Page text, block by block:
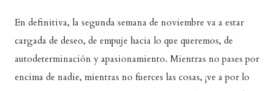
En definitiva, la segunda semana de noviembre va a estar
cargada de deseo, de empuje hacia lo que queremos, de
autodeterminación y apasionamiento. Mientras no pases por
encima de nadie, mientras no fuerces las cosas, ¡ve a por lo